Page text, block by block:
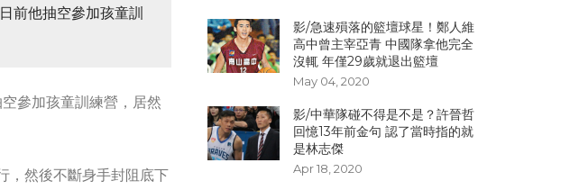
前他抽空參加孩童訓
參加孩童訓練營，居然
，然後不斷身手封阻底下
影/急速殞落的籃壇球星！鄭人維
高中曾主宰亞青 中國隊拿他完全
沒輒 年僅29歲就退出籃壇
May 04, 2020
影/中華隊碰不得是不是？許晉哲
回憶13年前金句 認了當時指的就
是林志傑
Apr 18, 2020